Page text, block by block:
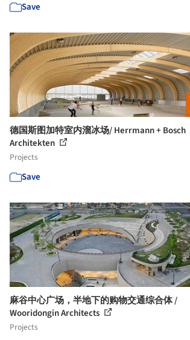
Save
德国斯图加特室内溜冰场/ Herrmann + Bosch
Architekten
Projects
Save
麻谷中心广场，半地下的购物交通综合体 /
Wooridongin Architects
Projects